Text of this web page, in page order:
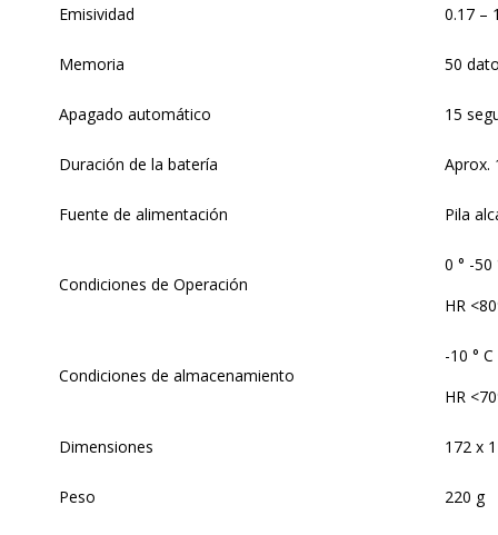
Emisividad 0.17 –
Memoria 50
Apagado automático 15
Duración de la batería Aprox.
Fuente de alimentación Pila
Condiciones de Operación
0 ° -50
HR
Condiciones de almacenamiento
-10 °
HR
Dimensiones 172 x
Peso 220 g